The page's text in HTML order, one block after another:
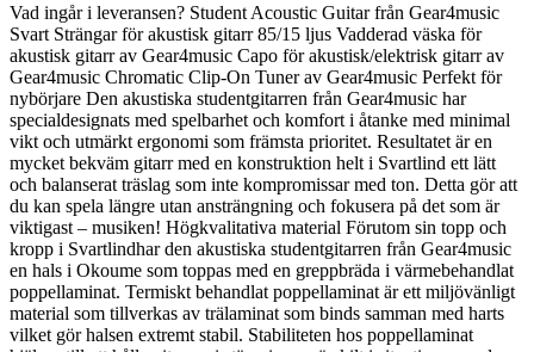
Vad ingår i leveransen? Student Acoustic Guitar från Gear4music
Svart Strängar för akustisk gitarr 85/15 ljus Vadderad väska för
akustisk gitarr av Gear4music Capo för akustisk/elektrisk gitarr av
Gear4music Chromatic Clip-On Tuner av Gear4music Perfekt för
nybörjare Den akustiska studentgitarren från Gear4music har
specialdesignats med spelbarhet och komfort i åtanke med minimal
vikt och utmärkt ergonomi som främsta prioritet. Resultatet är en
mycket bekväm gitarr med en konstruktion helt i Svartlind ett lätt
och balanserat träslag som inte kompromissar med ton. Detta gör att
du kan spela längre utan ansträngning och fokusera på det som är
viktigast – musiken! Högkvalitativa material Förutom sin topp och
kropp i Svartlindhar den akustiska studentgitarren från Gear4music
en hals i Okoume som toppas med en greppbräda i värmebehandlat
poppellaminat. Termiskt behandlat poppellaminat är ett miljövänligt
material som tillverkas av trälaminat som binds samman med harts
vilket gör halsen extremt stabil. Stabiliteten hos poppellaminat